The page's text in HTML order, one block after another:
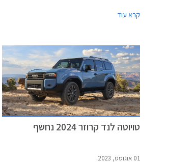
ללא שינוי, ובהמשך ביתר רמות האבזור. המחיר
התייקר ב- 5,000 ₪ ביחס לדגמי הדיזל המוחלפים.
קרא עוד
טויוטה לנד קרוזר 2024 נחשף
01 אוגוסט, 2023